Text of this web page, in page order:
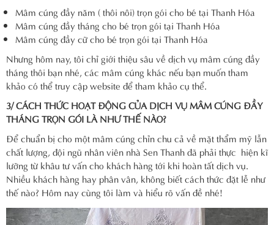
Mâm cúng đầy năm ( thôi nôi) trọn gói cho bé tại Thanh Hóa
Mâm cúng đầy tháng cho bé trọn gói tại Thanh Hóa
Mâm cúng đầy cữ cho bé trọn gói tại Thanh Hóa
Nhưng hôm nay, tôi chỉ giới thiệu sâu về dịch vụ mâm cúng đầy
tháng thôi bạn nhé, các mâm cúng khác nếu bạn muốn tham
khảo có thể truy cập website để tham khảo cụ thể.
3/ CÁCH THỨC HOẠT ĐỘNG CỦA DỊCH VỤ MÂM CÚNG ĐẦY
THÁNG TRỌN GÓI LÀ NHƯ THẾ NÀO?
Để chuẩn bị cho một mâm cúng chỉn chu cả về mặt thẩm mỹ lẫn
chất lượng, đội ngũ nhân viên nhà Sen Thanh đã phải thực hiện kĩ
lưỡng từ khâu tư vấn cho khách hàng tới khi hoàn tất dịch vụ.
Nhiều khách hàng hay phân vân, không biết cách thức đặt lễ như
thế nào? Hôm nay cùng tôi làm và hiểu rõ vấn đề nhé!